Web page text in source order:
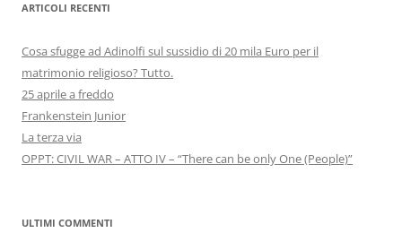
ARTICOLI RECENTI
Cosa sfugge ad Adinolfi sul sussidio di 20 mila Euro per il
matrimonio religioso? Tutto.
25 aprile a freddo
Frankenstein Junior
La terza via
OPPT: CIVIL WAR – ATTO IV – “There can be only One (People)”
ULTIMI COMMENTI